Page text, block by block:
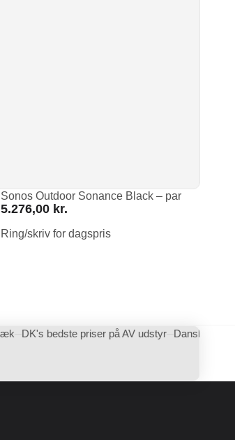
Sonos Outdoor Sonance Black – par
5.276,00 kr.
Ring/skriv for dagspris
DK's bedste priser på AV udstyr Dansk AV